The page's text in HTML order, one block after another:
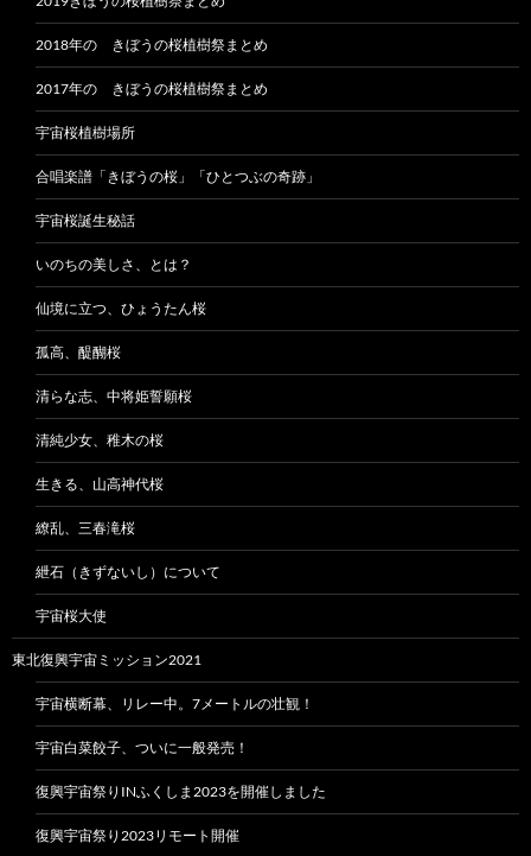
2018年の きぼうの桜植樹祭まとめ
2017年の きぼうの桜植樹祭まとめ
宇宙桜植樹場所
合唱楽譜「きぼうの桜」「ひとつぶの奇跡」
宇宙桜誕生秘話
いのちの美しさ、とは？
仙境に立つ、ひょうたん桜
孤高、醍醐桜
清らな志、中将姫誓願桜
清純少女、稚木の桜
生きる、山高神代桜
繚乱、三春滝桜
紲石（きずないし）について
宇宙桜大使
東北復興宇宙ミッション2021
宇宙横断幕、リレー中。7メートルの壮観！
宇宙白菜餃子、ついに一般発売！
復興宇宙祭りINふくしま2023を開催しました
復興宇宙祭り2023リモート開催